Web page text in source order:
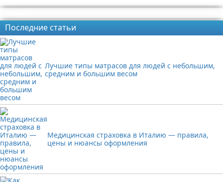
Последние статьи
Лучшие типы матрасов для людей с небольшим,
средним и большим весом
Медицинская страховка в Италию — правила,
цены и нюансы оформления